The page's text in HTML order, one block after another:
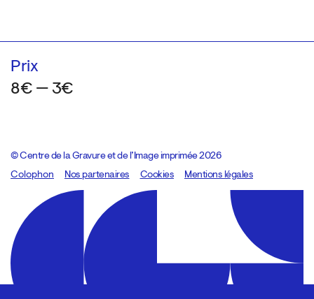
Prix
8€ — 3€
© Centre de la Gravure et de l’Image imprimée 2026
Colophon
Design:Marcel Kaczmarek, code:8080.studio
Nos partenaires Cookies Mentions légales